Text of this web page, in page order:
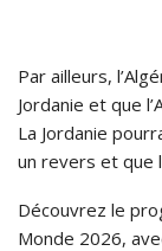
Par ailleurs,
Jordanie et que
La Jordanie
un revers et que
Découvrez le
Monde 2026,